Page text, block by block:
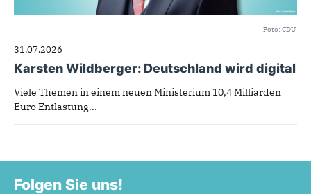
Foto: CDU
31.07.2026
Karsten Wildberger: Deutschland wird digital
Viele Themen in einem neuen Ministerium 10,4 Milliarden
Euro Entlastung...
Folgen Sie uns!